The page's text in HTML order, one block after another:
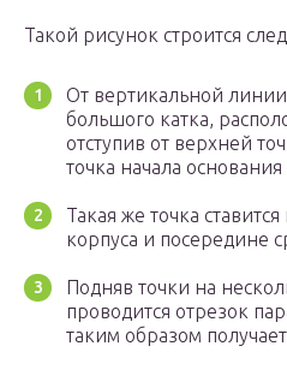
Такой рисунок строится
От вертикальной
большого катка,
отступив от верхней
точка начала
Такая же точка
корпуса и посередине
Подняв точки на
проводится отрезок
таким образом